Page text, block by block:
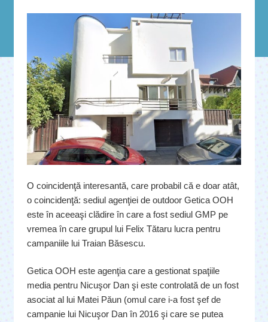
O coincidenţă interesantă, care probabil că e doar atât,
o coincidenţă: sediul agenţiei de outdoor Getica OOH
este în aceeaşi clădire în care a fost sediul GMP pe
vremea în care grupul lui Felix Tătaru lucra pentru
campaniile lui Traian Băsescu.
Getica OOH este agenţia care a gestionat spaţiile
media pentru Nicuşor Dan şi este controlată de un fost
asociat al lui Matei Păun (omul care i-a fost şef de
campanie lui Nicuşor Dan în 2016 şi care se putea